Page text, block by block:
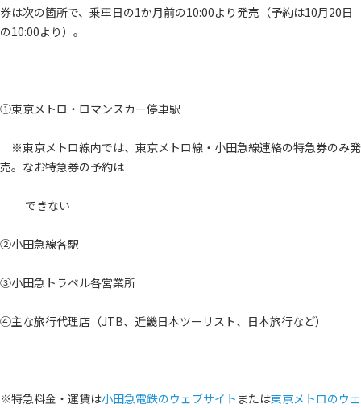
券は次の箇所で、乗車日の1か月前の10:00より発売（予約は10月20日
の10:00より）。
①東京メトロ・ロマンスカー停車駅
※東京メトロ線内では、東京メトロ線・小田急線連絡の特急券のみ発
売。なお特急券の予約は
できない
②小田急線各駅
③小田急トラベル各営業所
④主な旅行代理店（JTB、近畿日本ツーリスト、日本旅行など）
※特急料金・運賃は小田急電鉄のウェブサイト または東京メトロのウェ